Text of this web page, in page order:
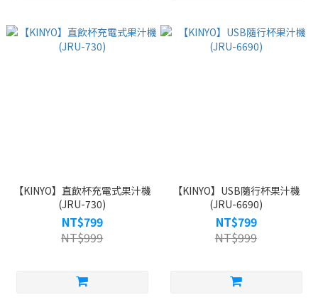
【KINYO】直飲杯充電式果汁機
(JRU-730)
NT$799
NT$999
【KINYO】USB隨行杯果汁機
(JRU-6690)
NT$799
NT$999